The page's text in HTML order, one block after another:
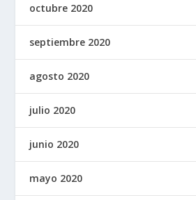
octubre 2020
septiembre 2020
agosto 2020
julio 2020
junio 2020
mayo 2020